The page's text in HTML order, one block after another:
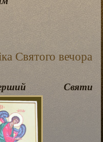
Святого вечора
Святи